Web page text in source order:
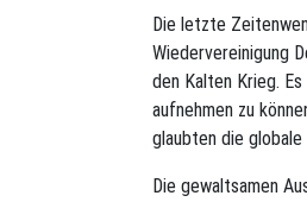
Die letzte
Wiedervereinigung
den Kalten Krieg.
aufnehmen zu
glaubten die
Die gewaltsamen